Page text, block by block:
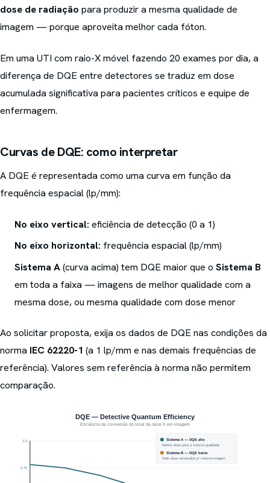
dose de radiação para produzir a mesma qualidade de
imagem — porque aproveita melhor cada fóton.
Em uma UTI com raio-X móvel fazendo 20 exames por dia, a
diferença de DQE entre detectores se traduz em dose
acumulada significativa para pacientes críticos e equipe de
enfermagem.
Curvas de DQE: como interpretar
A DQE é representada como uma curva em função da
frequência espacial (lp/mm):
No eixo vertical: eficiência de detecção (0 a 1)
No eixo horizontal: frequência espacial (lp/mm)
Sistema A(curva acima) tem DQE maior que oSistema B
em toda a faixa — imagens de melhor qualidade com a
mesma dose, ou mesma qualidade com dose menor
Ao solicitar proposta, exija os dados de DQE nas condições da
norma IEC 62220-1 (a 1 lp/mm e nas demais frequências de
referência). Valores sem referência à norma não permitem
comparação.